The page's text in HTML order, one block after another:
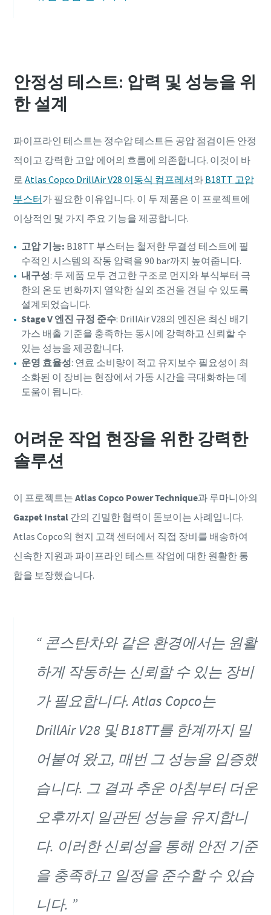
안정성 테스트: 압력 및 성능을 위
한 설계
파이프라인 테스트는 정수압 테스트든 공압 점검이든 안정
적이고 강력한 고압 에어의 흐름에 의존합니다. 이것이 바
로 Atlas Copco DrillAir V28 이동식 컴프레셔와 B18TT 고압
부스터가 필요한 이유입니다. 이 두 제품은 이 프로젝트에
이상적인 몇 가지 주요 기능을 제공합니다.
고압 기능: B18TT 부스터는 철저한 무결성 테스트에 필
수적인 시스템의 작동 압력을 90 bar까지 높여줍니다.
내구성: 두 제품 모두 견고한 구조로 먼지와 부식부터 극
한의 온도 변화까지 열악한 실외 조건을 견딜 수 있도록
설계되었습니다.
Stage V 엔진 규정 준수: DrillAir V28의 엔진은 최신 배기
가스 배출 기준을 충족하는 동시에 강력하고 신뢰할 수
있는 성능을 제공합니다.
운영 효율성: 연료 소비량이 적고 유지보수 필요성이 최
소화된 이 장비는 현장에서 가동 시간을 극대화하는 데
도움이 됩니다.
어려운 작업 현장을 위한 강력한
솔루션
이 프로젝트는 Atlas Copco Power Technique과 루마니아의
Gazpet Instal간의 긴밀한 협력이 돋보이는 사례입니다.
Atlas Copco의 현지 고객 센터에서 직접 장비를 배송하여
신속한 지원과 파이프라인 테스트 작업에 대한 원활한 통
합을 보장했습니다.
콘스탄차와 같은 환경에서는 원활
하게 작동하는 신뢰할 수 있는 장비
가 필요합니다. Atlas Copco는
DrillAir V28 및 B18TT를 한계까지 밀
어붙여 왔고, 매번 그 성능을 입증했
습니다. 그 결과 추운 아침부터 더운
오후까지 일관된 성능을 유지합니
다. 이러한 신뢰성을 통해 안전 기준
을 충족하고 일정을 준수할 수 있습
니다.